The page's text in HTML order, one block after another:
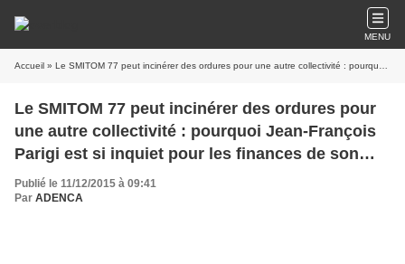
MENU
Accueil » Le SMITOM 77 peut incinérer des ordures pour une autre collectivité : pourquoi Jean-François Parigi est si inquiet pour les finances de son syndicat ?
Le SMITOM 77 peut incinérer des ordures pour
une autre collectivité : pourquoi Jean-François
Parigi est si inquiet pour les finances de son
syndicat ?
Publié le 11/12/2015 à 09:41
Par ADENCA